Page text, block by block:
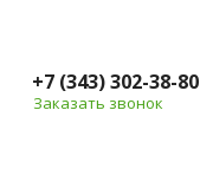
+7 (343) 302-38-80
Заказать звонок